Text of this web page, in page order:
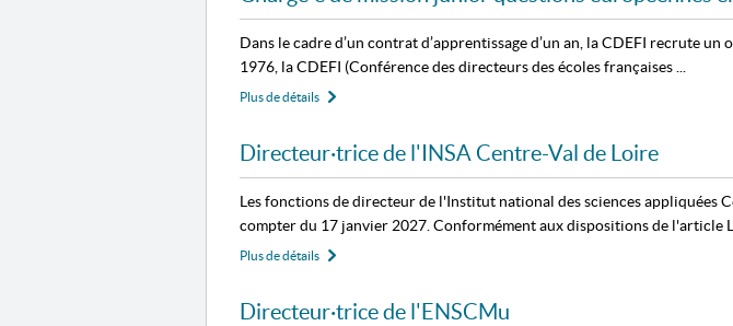
Dans le cadre d’un contrat d’apprentissage d’un an, la CDEFI recrute
1976, la CDEFI (Conférence des directeurs des écoles françaises ...
Plus de détails
Directeur·trice de l'INSA Centre-Val de Loire
Les fonctions de directeur de l'Institut national des sciences appliquées
compter du 17 janvier 2027. Conformément aux dispositions de l'article L.
Plus de détails
Directeur·trice de l'ENSCMu